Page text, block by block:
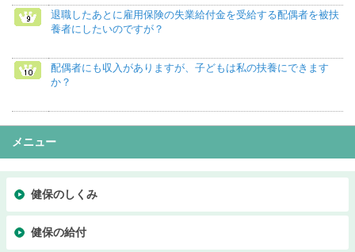
退職したあとに雇用保険の失業給付金を受給する配偶者を被扶
養者にしたいのですが？
配偶者にも収入がありますが、子どもは私の扶養にできます
か？
メニュー
健保のしくみ
健保の給付